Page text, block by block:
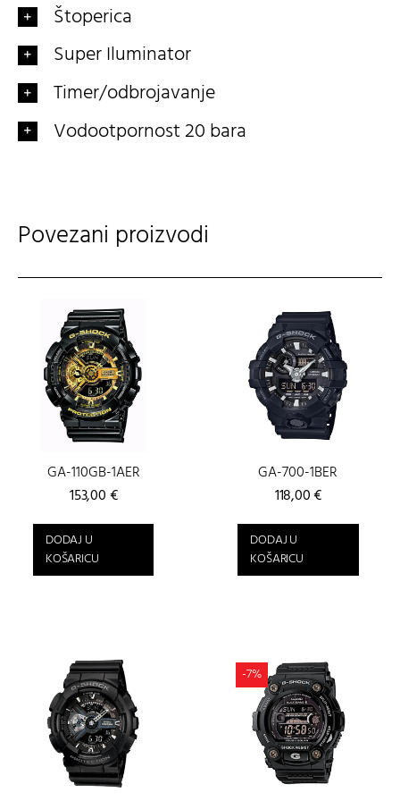
Štoperica
Super Iluminator
Timer/odbrojavanje
Vodootpornost 20 bara
Povezani proizvodi
GA-110GB-1AER
153,00€
DODAJ U
KOŠARICU
GA-700-1BER
118,00€
DODAJ U
KOŠARICU
-7%